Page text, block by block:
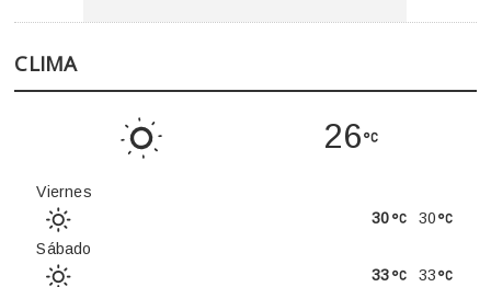
CLIMA
26
Viernes
30
30
Sábado
33
33